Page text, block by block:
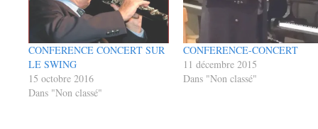
CONFERENCE CONCERT SUR
LE SWING
15 octobre 2016
Dans "Non classé"
CONFERENCE-CONCERT
11 décembre 2015
Dans "Non classé"